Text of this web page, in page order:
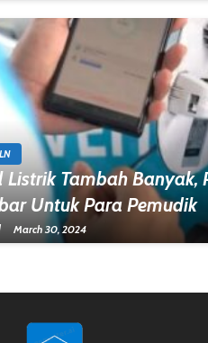
Tambah Banyak,
Untuk Para Pemudik
March 30, 2024